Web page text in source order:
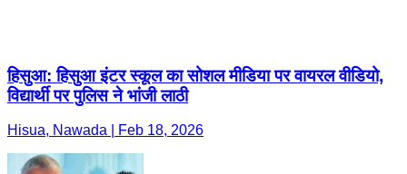
हिसुआ: हिसुआ इंटर स्कूल का सोशल मीडिया पर वायरल वीडियो,
विद्यार्थी पर पुलिस ने भांजी लाठी
Hisua, Nawada | Feb 18, 2026